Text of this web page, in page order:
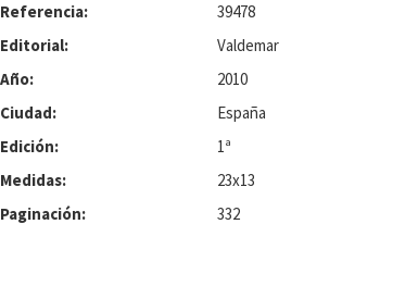
Referencia:
39478
Editorial:
Valdemar
Año:
2010
Ciudad:
España
Edición:
1ª
Medidas:
23x13
Paginación:
332